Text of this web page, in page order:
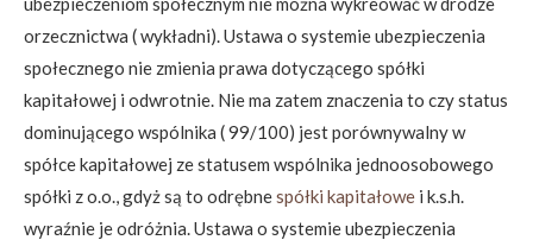
orzecznictwa ( wykładni). Ustawa o systemie ubezpieczenia
społecznego nie zmienia prawa dotyczącego spółki
kapitałowej i odwrotnie. Nie ma zatem znaczenia to czy status
dominującego wspólnika ( 99/100) jest porównywalny w
spółce kapitałowej ze statusem wspólnika jednoosobowego
spółki z o.o., gdyż są to odrębnespółki kapitałowe i k.s.h.
wyraźnie je odróżnia. Ustawa o systemie ubezpieczenia